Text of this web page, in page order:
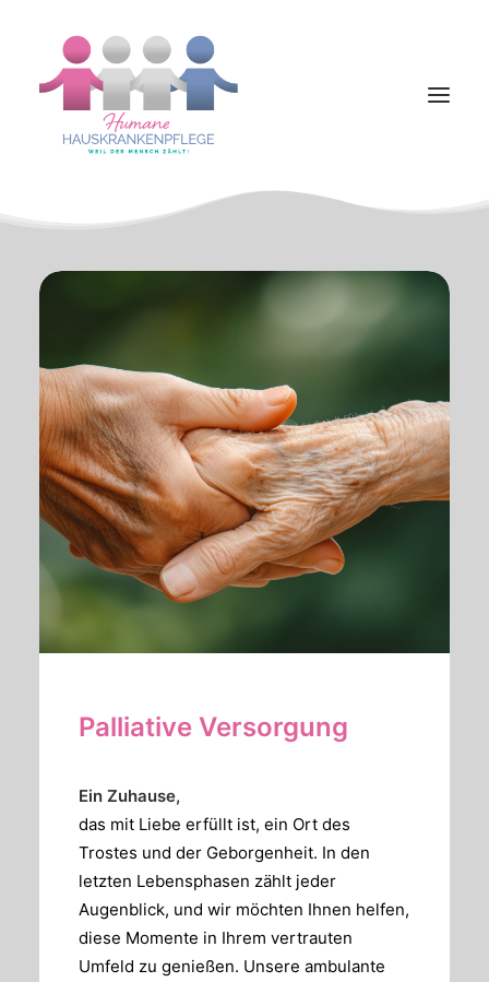
Pflegeangebot
Ansprechpartner
Palliative Versorgung
Ein Zuhause,
das mit Liebe erfüllt ist, ein Ort des
Trostes und der Geborgenheit. In den
letzten Lebensphasen zählt jeder
Augenblick, und wir möchten Ihnen helfen,
diese Momente in Ihrem vertrauten
Umfeld zu genießen. Unsere ambulante